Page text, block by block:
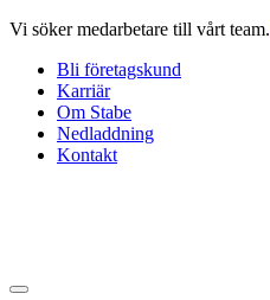
Hoppa
innehåll
Vi söker medarbetare till vårt team.
Bli företagskund
Karriär
Om Stabe
Nedladdning
Kontakt